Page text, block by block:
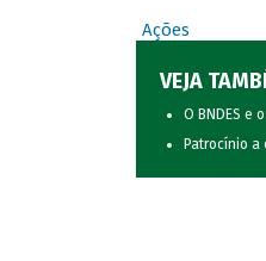
Ações
VEJA
O BNDES e
Patrocínio